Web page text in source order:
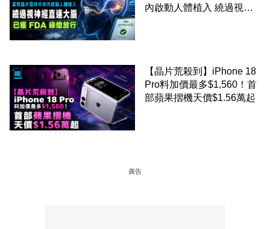
內啟動人體植入 繞過視神
【晶片荒殺到】iPhone 18
Pro料加價最多$1,560！首
部蘋果摺機天價$1.56萬起
廣告